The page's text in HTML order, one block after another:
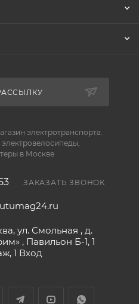
электротранспорта.
в Москве
ЗАКАЗАТЬ ЗВОНОК
ул. Смольная , д.
, Павильон Б-1, 1
1 Вход